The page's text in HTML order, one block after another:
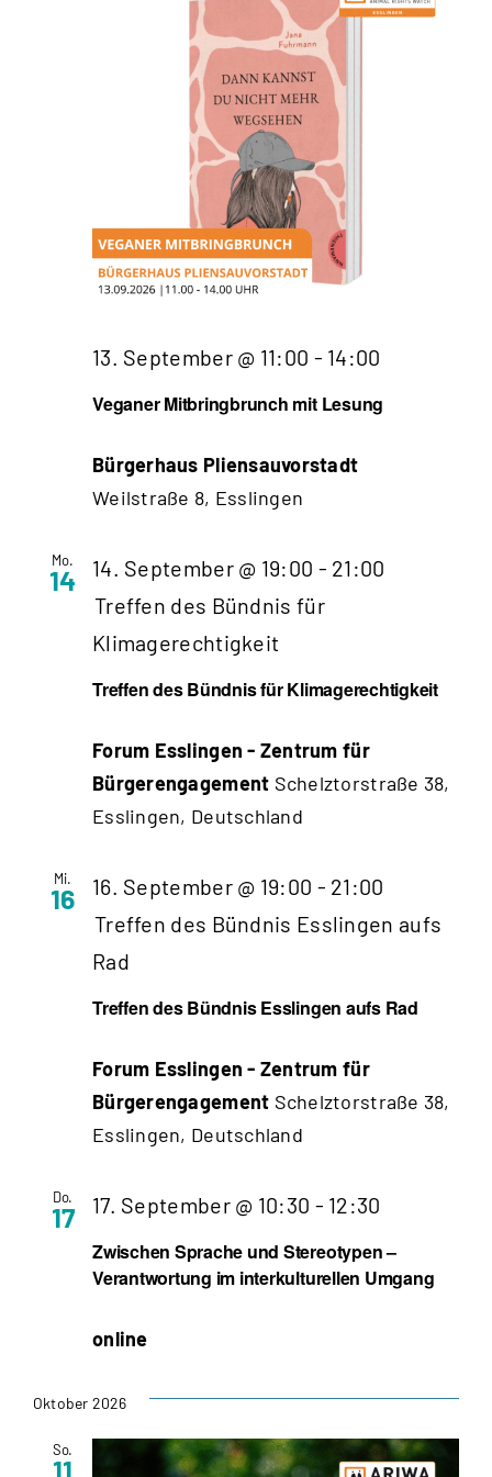
Veganer Mitbringbrunch mit Lesung
13. September @ 11:00 - 14:00
Bürgerhaus Pliensauvorstadt
Weilstraße 8, Esslingen
Mo.
14
Treffen des Bündnis für Klimagerechtigkeit
14. September @ 19:00 - 21:00
Treffen des Bündnis für
Klimagerechtigkeit
Forum Esslingen - Zentrum für
Bürgerengagement Schelztorstraße 38,
Esslingen, Deutschland
Mi.
16
Treffen des Bündnis Esslingen aufs Rad
16. September @ 19:00 - 21:00
Treffen des Bündnis Esslingen aufs
Rad
Forum Esslingen - Zentrum für
Bürgerengagement Schelztorstraße 38,
Esslingen, Deutschland
Do.
17
Zwischen Sprache und Stereotypen –
Verantwortung im interkulturellen Umgang
17. September @ 10:30 - 12:30
online
Oktober 2026
So.
11